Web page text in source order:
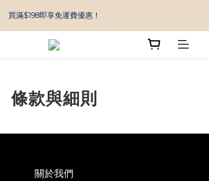
買滿$198即享免運費優惠！
條款與細則
關於我們